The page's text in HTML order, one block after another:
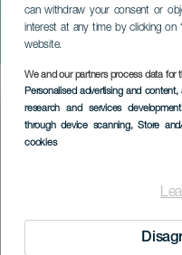
can withdraw your consent or
interest at any time by clicking on
website.
We and our partners process data for
Personalised advertising and
research and services development
through device scanning, Store
cookies
Mambisa
TENERIFE
Imagen
Listado